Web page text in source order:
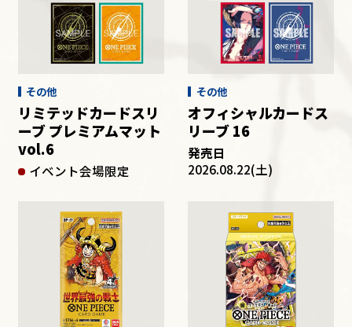
その他
イベント会場限定
リミテッドカードスリ
ーブ プレミアムマット
vol.6
その他
オフィシャルカードス
リーブ 16
発売日
2026.08.22(土)